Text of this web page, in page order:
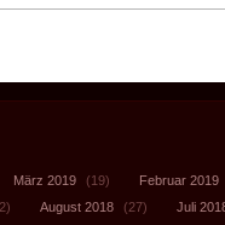
März 2019 (19) Februar 2019
August 2018 (27)
Juli